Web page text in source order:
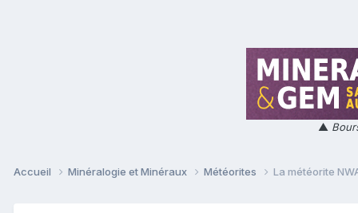
▲
Accueil Minéralogie et Minéraux Météorites La météorite